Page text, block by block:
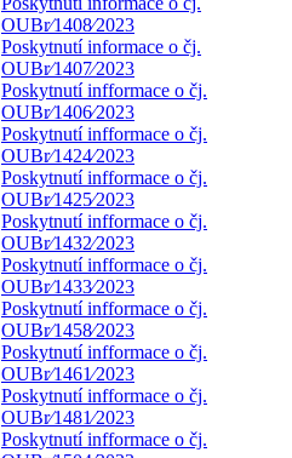
OUBr⁄1408⁄2023
Poskytnutí informace o čj.
OUBr⁄1407⁄2023
Poskytnutí infformace o čj.
OUBr⁄1406⁄2023
Poskytnutí infformace o čj.
OUBr⁄1424⁄2023
Poskytnutí infformace o čj.
OUBr⁄1425⁄2023
Poskytnutí infformace o čj.
OUBr⁄1432⁄2023
Poskytnutí infformace o čj.
OUBr⁄1433⁄2023
Poskytnutí infformace o čj.
OUBr⁄1458⁄2023
Poskytnutí infformace o čj.
OUBr⁄1461⁄2023
Poskytnutí infformace o čj.
OUBr⁄1481⁄2023
Poskytnutí infformace o čj.